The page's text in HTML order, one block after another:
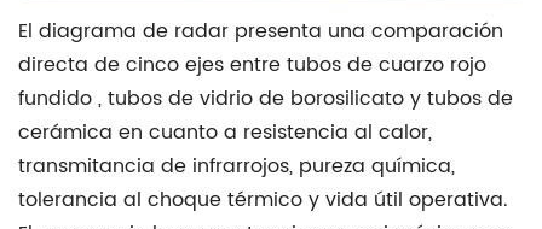
El diagrama de radar presenta una comparación
directa de cinco ejes entretubos de cuarzo rojo
fundido, tubos de vidrio de borosilicato y tubos de
cerámica en cuanto a resistencia al calor,
transmitancia de infrarrojos, pureza química,
tolerancia al choque térmico y vida útil operativa.